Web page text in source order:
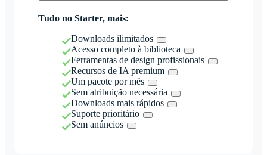
Tudo no Starter, mais:
Downloads ilimitados
Acesso completo à biblioteca
Ferramentas de design profissionais
Recursos de IA premium
Um pacote por mês
Sem atribuição necessária
Downloads mais rápidos
Suporte prioritário
Sem anúncios